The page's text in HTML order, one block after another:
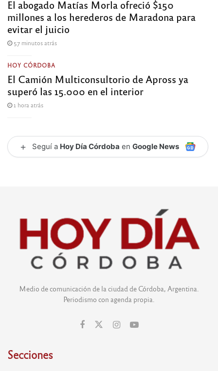
El abogado Matías Morla ofreció $150
millones a los herederos de Maradona para
evitar el juicio
57 minutos atrás
HOY CÓRDOBA
El Camión Multiconsultorio de Apross ya
superó las 15.000 en el interior
1 hora atrás
+ Seguí a Hoy Día Córdoba en Google News
Medio de comunicación de la ciudad de Córdoba, Argentina.
Periodismo con agenda propia.
Secciones